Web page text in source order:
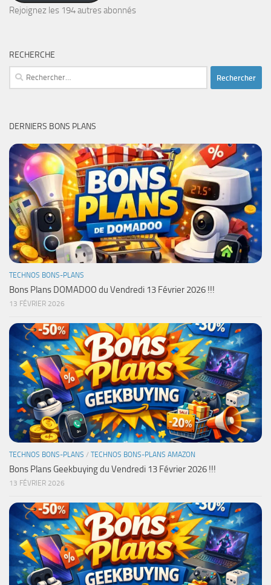
mail
Rejoignez les 194 autres abonnés
RECHERCHE
Rechercher :
DERNIERS BONS PLANS
TECHNOS BONS-PLANS
Bons Plans DOMADOO du Vendredi 13 Février 2026 !!!
13 FÉVRIER 2026
TECHNOS BONS-PLANS / TECHNOS BONS-PLANS AMAZON
Bons Plans Geekbuying du Vendredi 13 Février 2026 !!!
13 FÉVRIER 2026